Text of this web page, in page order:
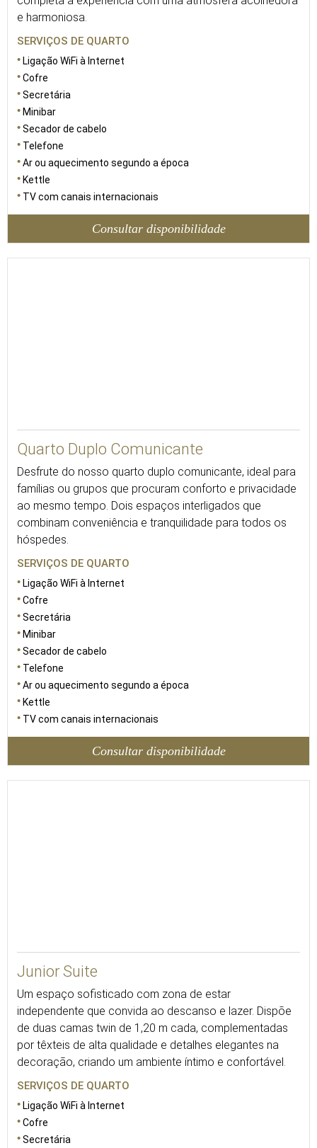
e harmoniosa.
SERVIÇOS DE QUARTO
Ligação WiFi à Internet
Cofre
Secretária
Minibar
Secador de cabelo
Telefone
Ar ou aquecimento segundo a época
Kettle
TV com canais internacionais
Consultar disponibilidade
Quarto Duplo Comunicante
Desfrute do nosso quarto duplo comunicante, ideal para
famílias ou grupos que procuram conforto e privacidade
ao mesmo tempo. Dois espaços interligados que
combinam conveniência e tranquilidade para todos os
hóspedes.
SERVIÇOS DE QUARTO
Ligação WiFi à Internet
Cofre
Secretária
Minibar
Secador de cabelo
Telefone
Ar ou aquecimento segundo a época
Kettle
TV com canais internacionais
Consultar disponibilidade
Junior Suite
Um espaço sofisticado com zona de estar
independente que convida ao descanso e lazer. Dispõe
de duas camas twin de 1,20 m cada, complementadas
por têxteis de alta qualidade e detalhes elegantes na
decoração, criando um ambiente íntimo e confortável.
SERVIÇOS DE QUARTO
Ligação WiFi à Internet
Cofre
Secretária